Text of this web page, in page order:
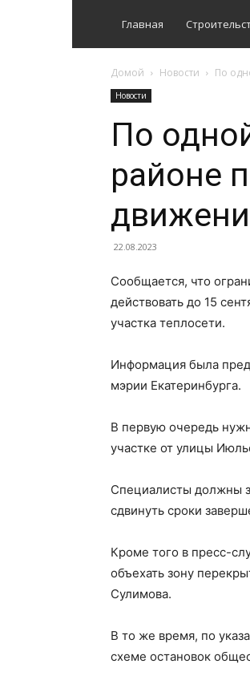
Главная
Домой Новости По
Новости
По
районе
22.08.2023
Сообщается, что
действовать до 15
участка теплосети.
Информация была
мэрии Екатеринбурга.
В первую очередь
участке от улицы
Специалисты должны
сдвинуть сроки
Кроме того в пресс-
объехать зону
Сулимова.
В то же время, по
схеме остановок